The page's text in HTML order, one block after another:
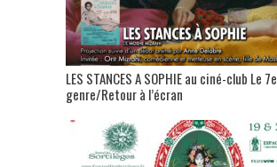
LES STANCES A SOPHIE au ciné-club Le 7e
genre/Retour à l’écran